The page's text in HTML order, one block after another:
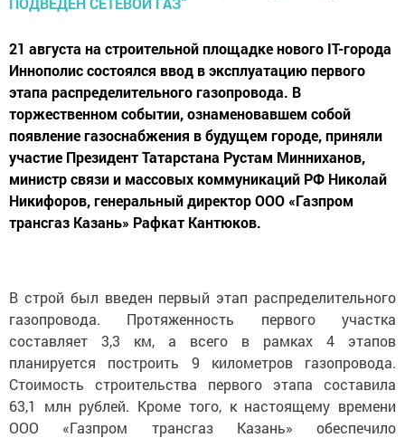
21 августа на строительной площадке нового IT-города
Иннополис состоялся ввод в эксплуатацию первого
этапа распределительного газопровода. В
торжественном событии, ознаменовавшем собой
появление газоснабжения в будущем городе, приняли
участие Президент Татарстана Рустам Минниханов,
министр связи и массовых коммуникаций РФ Николай
Никифоров, генеральный директор ООО «Газпром
трансгаз Казань» Рафкат Кантюков.
В строй был введен первый этап распределительного
газопровода. Протяженность первого участка
составляет 3,3 км, а всего в рамках 4 этапов
планируется построить 9 километров газопровода.
Стоимость строительства первого этапа составила
63,1 млн рублей. Кроме того, к настоящему времени
ООО «Газпром трансгаз Казань» обеспечило